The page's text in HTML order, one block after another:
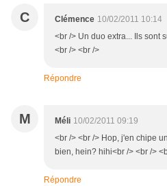
C Clémence 10/02/2011 10:14
<br /> Un duo extra... Ils sont
<br /> <br />
Répondre
M Méli 10/02/2011 09:19
<br /> <br /> Hop, j'en chipe
bien, hein? hihi<br /> <br />
Répondre